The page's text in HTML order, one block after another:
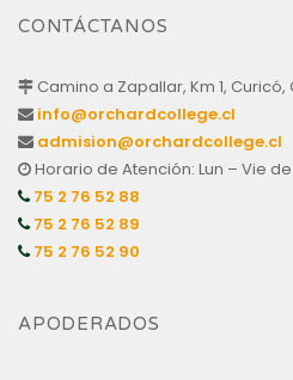
CONTÁCTANOS
Camino a Zapallar, Km 1, Curicó,
info@orchardcollege.cl
admision@orchardcollege.cl
Horario de Atención: Lun – Vie de
75 2 76 52 88
75 2 76 52 89
75 2 76 52 90
APODERADOS